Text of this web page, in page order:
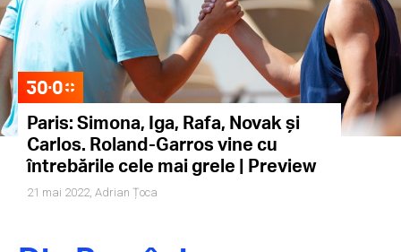
Paris: Simona, Iga, Rafa, Novak și
Carlos. Roland-Garros vine cu
întrebările cele mai grele | Preview
21 mai 2022, Adrian Țoca